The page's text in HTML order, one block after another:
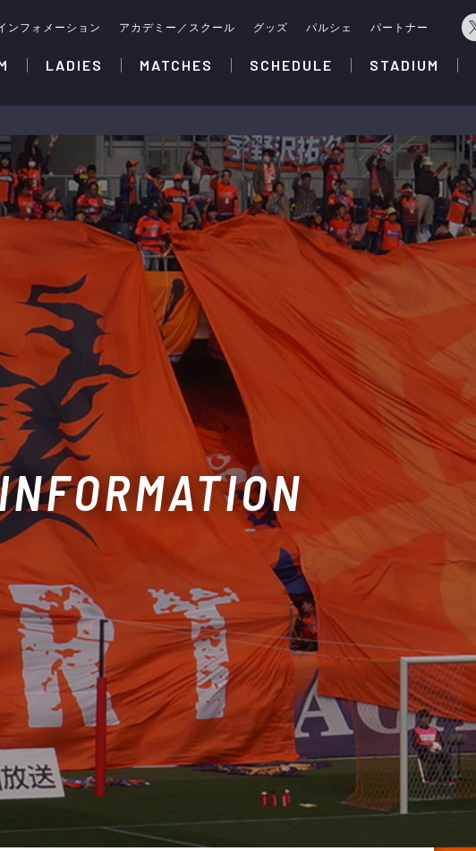
ンフォメーション アカデミー／スクール グッズ パルシェ パートナー
LADIES MATCHES SCHEDULE STADIUM